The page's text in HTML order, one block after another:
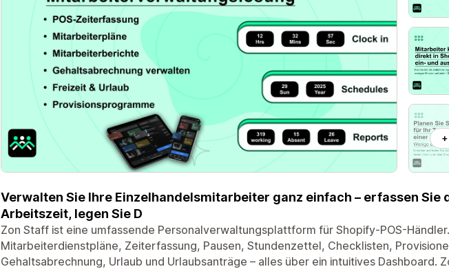
Verwalten Sie Ihre Einzelhandelsmitarbeiter ganz einfach – erfassen Sie
Arbeitszeit, legen Sie D
Zon Staff ist eine umfassende Personalverwaltungsplattform für Shopify-POS-
Mitarbeiterdienstpläne, Zeiterfassung, Pausen, Stundenzettel, Checklisten,
Gehaltsabrechnung, Urlaub und Urlaubsanträge – alles über ein intuitives Dashboard.